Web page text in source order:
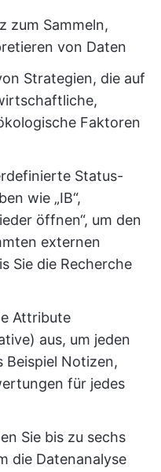
zum Sammeln,
von Daten
Strategien, die auf
Faktoren
Status-
wie „IB“,
öffnen“, um den
externen
Sie die Recherche
Attribute
aus, um jeden
Beispiel Notizen,
für jedes
Sie bis zu sechs
die Datenanalyse